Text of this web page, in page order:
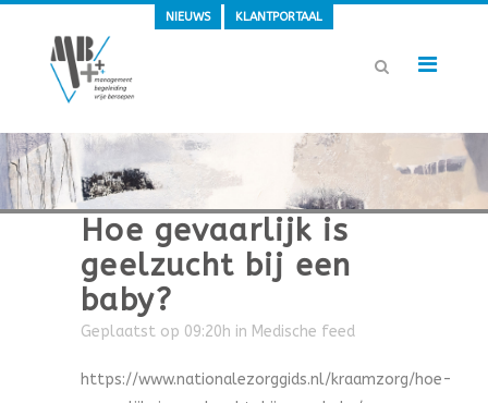
NIEUWS KLANTPORTAAL
Hoe gevaarlijk is
geelzucht bij een
baby?
Geplaatst op 09:20h in Medische feed
https://www.nationalezorggids.nl/kraamzorg/hoe-